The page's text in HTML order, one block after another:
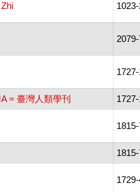
= 臺灣人類學刊